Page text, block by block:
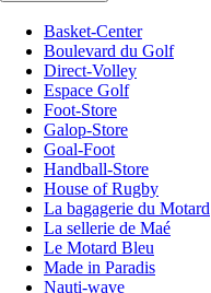
Basket-Center
Boulevard du Golf
Direct-Volley
Espace Golf
Foot-Store
Galop-Store
Goal-Foot
Handball-Store
House of Rugby
La bagagerie du Motard
La sellerie de Maé
Le Motard Bleu
Made in Paradis
Nauti-wave